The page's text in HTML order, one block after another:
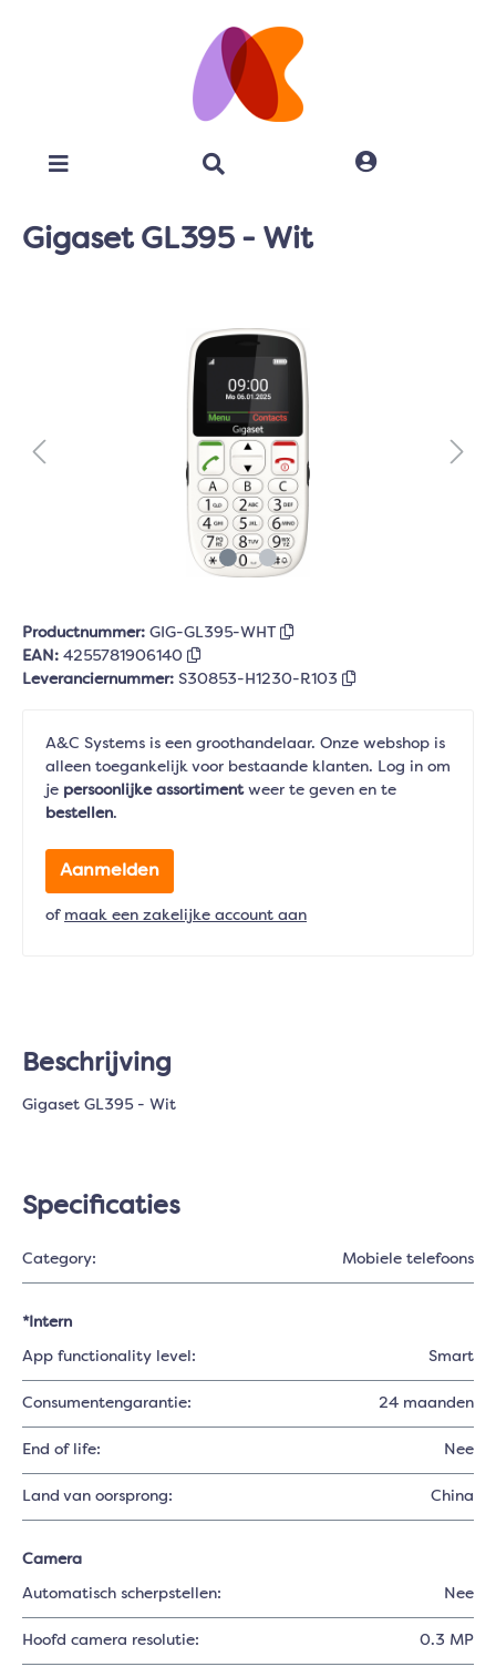
Gigaset GL395 - Wit
Productnummer: GIG-GL395-WHT
EAN: 4255781906140
Leveranciernummer: S30853-H1230-R103
A&C Systems is een groothandelaar. Onze webshop is
alleen toegankelijk voor bestaande klanten. Log in om
je persoonlijke assortimentweer te geven en te
bestellen.
Aanmelden
of maak een zakelijke account aan
Beschrijving
Gigaset GL395 - Wit
Specificaties
Category: Mobiele telefoons
*Intern
App functionality level: Smart
Consumentengarantie: 24 maanden
End of life: Nee
Land van oorsprong: China
Camera
Automatisch scherpstellen: Nee
Hoofd camera resolutie: 0.3 MP